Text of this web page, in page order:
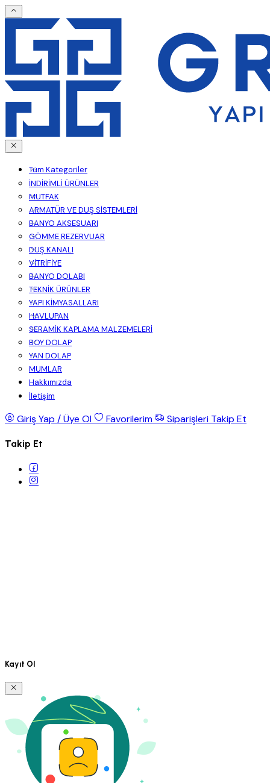
Tüm Kategoriler
İNDİRİMLİ ÜRÜNLER
MUTFAK
ARMATÜR VE DUŞ SİSTEMLERİ
BANYO AKSESUARI
GÖMME REZERVUAR
DUŞ KANALI
VİTRİFİYE
BANYO DOLABI
TEKNİK ÜRÜNLER
YAPI KİMYASALLARI
HAVLUPAN
SERAMİK KAPLAMA MALZEMELERİ
BOY DOLAP
YAN DOLAP
MUMLAR
Hakkımızda
İletişim
Giriş Yap / Üye Ol Favorilerim Siparişleri Takip Et
Takip Et
Kayıt Ol